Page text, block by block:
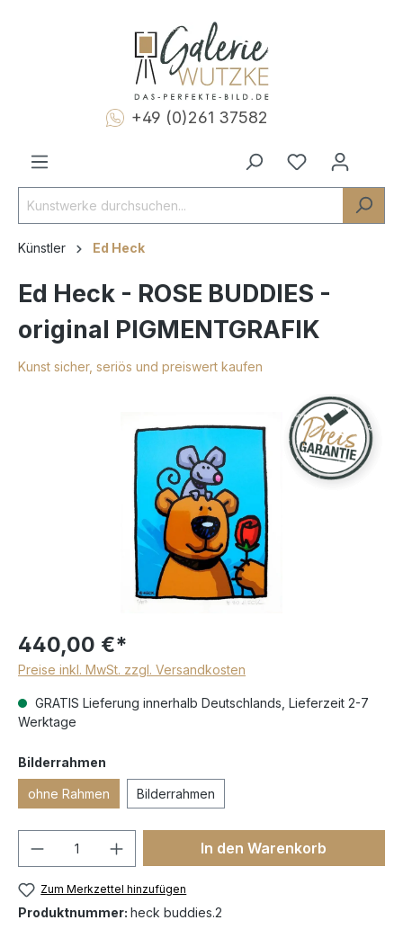
+49 (0)261 37582
Künstler Ed Heck
Ed Heck - ROSE BUDDIES -
original PIGMENTGRAFIK
Kunst sicher, seriös und preiswert kaufen
440,00 €*
Preise inkl. MwSt. zzgl. Versandkosten
GRATIS Lieferung innerhalb Deutschlands, Lieferzeit 2-7
Werktage
Bilderrahmen
ohne Rahmen Bilderrahmen
In den Warenkorb
Zum Merkzettel hinzufügen
Produktnummer: heck buddies.2